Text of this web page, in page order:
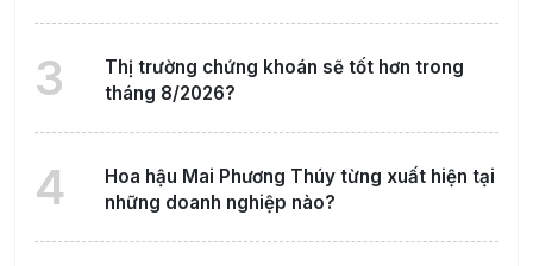
3
Thị trường chứng khoán sẽ tốt hơn trong
tháng 8/2026?
4
Hoa hậu Mai Phương Thúy từng xuất hiện tại
những doanh nghiệp nào?